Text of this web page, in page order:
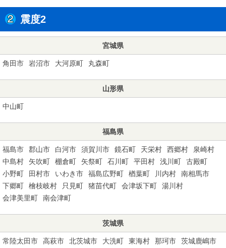
震度2
宮城県
角田市 岩沼市 大河原町 丸森町
山形県
中山町
福島県
福島市 郡山市 白河市 須賀川市 鏡石町 天栄村 西郷村
泉崎村
中島村
矢吹町 棚倉町 矢祭町 石川町 平田村 浅川町
古殿町
小野町
田村市 いわき市 福島広野町 楢葉町 川内村
南相馬市
下郷町
檜枝岐村 只見町 猪苗代町 会津坂下町
湯川村
会津美里町
南会津町
茨城県
常陸太田市 高萩市 北茨城市 大洗町 東海村 那珂市
茨城鹿嶋市